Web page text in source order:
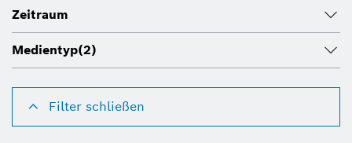
Zeitraum
Medientyp(2)
Filter schließen